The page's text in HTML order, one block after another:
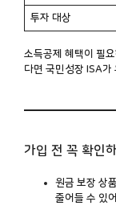
투자 대상
소득공제 혜택이 필
다면 국민성장 ISA가
가입 전 꼭 확인
원금 보장 상
줄어들 수 있